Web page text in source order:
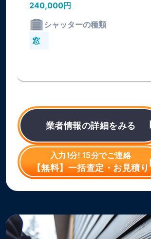
240,000円
シャッターの種類
窓
業者情報の詳細をみる
入力1分! 15分でご連絡
【無料】一括査定・お見積り